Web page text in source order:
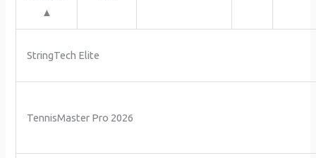
▲
StringTech Elite
TennisMaster Pro 2026